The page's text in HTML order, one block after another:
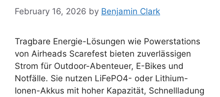
February 16, 2026 by Benjamin Clark
Tragbare Energie-Lösungen wie Powerstations
von Airheads Scarefest bieten zuverlässigen
Strom für Outdoor-Abenteuer, E-Bikes und
Notfälle. Sie nutzen LiFePO4- oder Lithium-
Ionen-Akkus mit hoher Kapazität, Schnellladung